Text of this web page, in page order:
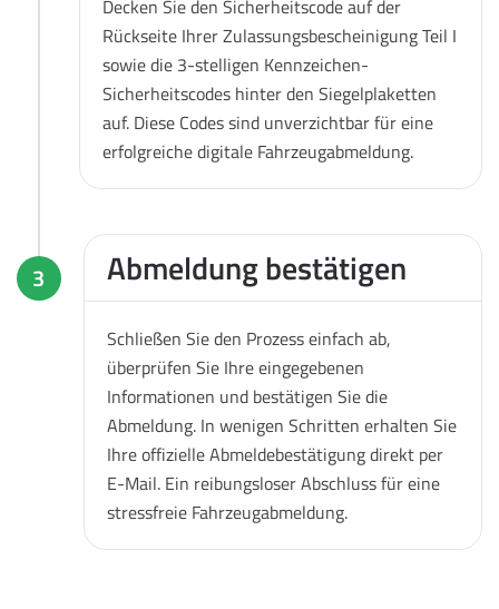
Decken Sie den Sicherheitscode auf der
Rückseite Ihrer Zulassungsbescheinigung Teil I
sowie die 3-stelligen Kennzeichen-
Sicherheitscodes hinter den Siegelplaketten
auf. Diese Codes sind unverzichtbar für eine
erfolgreiche digitale Fahrzeugabmeldung.
3 Abmeldung bestätigen
Schließen Sie den Prozess einfach ab,
überprüfen Sie Ihre eingegebenen
Informationen und bestätigen Sie die
Abmeldung. In wenigen Schritten erhalten Sie
Ihre offizielle Abmeldebestätigung direkt per
E-Mail. Ein reibungsloser Abschluss für eine
stressfreie Fahrzeugabmeldung.